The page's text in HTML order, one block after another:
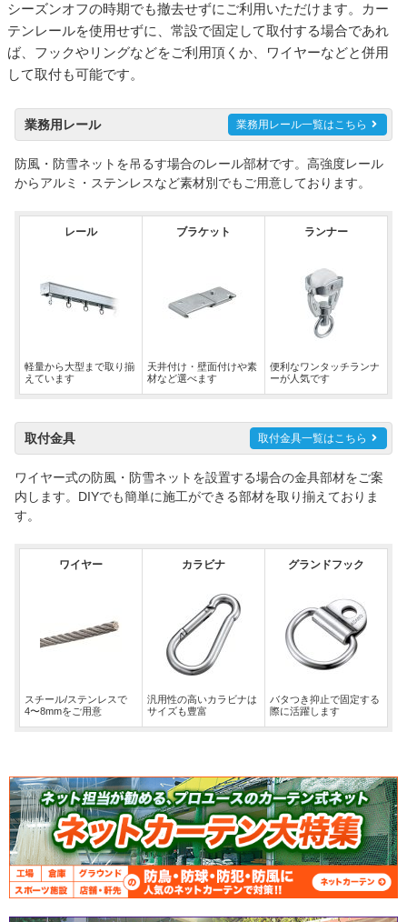
シーズンオフの時期でも撤去せずにご利用いただけます。カー
テンレールを使用せずに、常設で固定して取付する場合であれ
ば、フックやリングなどをご利用頂くか、ワイヤーなどと併用
して取付も可能です。
業務用レール 業務用レール一覧はこちら
防風・防雪ネットを吊るす場合のレール部材です。高強度レール
からアルミ・ステンレスなど素材別でもご用意しております。
レール
軽量から大型まで取り揃
えています
ブラケット
天井付け・壁面付けや素
材など選べます
ランナー
便利なワンタッチランナ
ーが人気です
取付金具 取付金具一覧はこちら
ワイヤー式の防風・防雪ネットを設置する場合の金具部材をご案
内します。DIYでも簡単に施工ができる部材を取り揃えておりま
す。
ワイヤー
スチール/ステンレスで
4〜8mmをご用意
カラビナ
汎用性の高いカラビナは
サイズも豊富
グランドフック
バタつき抑止で固定する
際に活躍します